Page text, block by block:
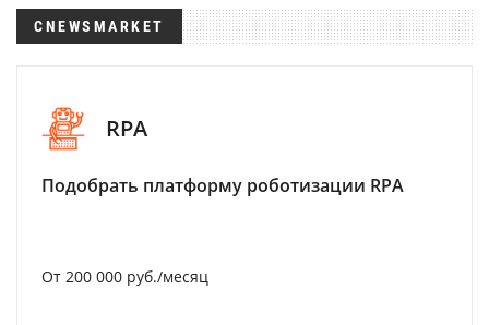
CNEWSMARKET
RPA
Подобрать платформу роботизации RPA
От 200 000 руб./месяц